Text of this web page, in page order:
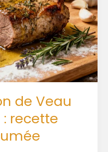
de Veau
recette